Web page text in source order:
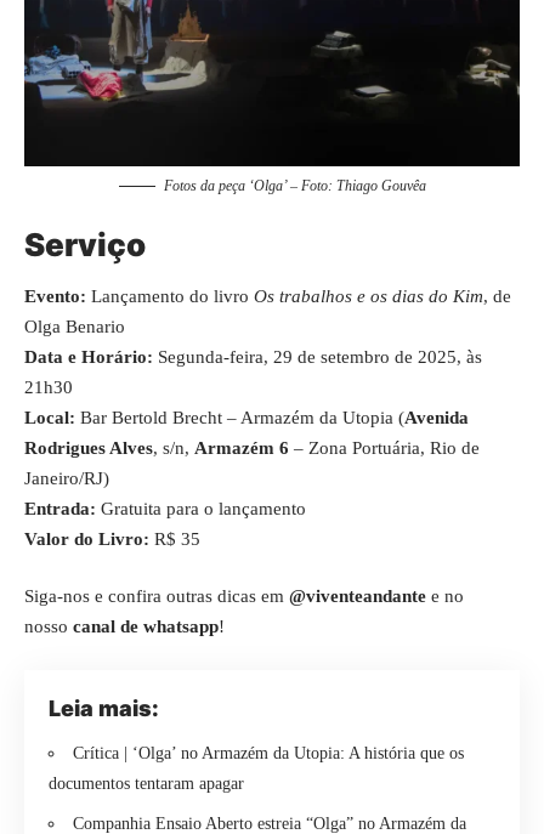
Fotos da peça ‘Olga’ – Foto: Thiago Gouvêa
Serviço
Evento: Lançamento do livro Os trabalhos e os dias do Kim, de
Olga Benario
Data e Horário: Segunda-feira, 29 de setembro de 2025, às
21h30
Local: Bar Bertold Brecht – Armazém da Utopia (Avenida
Rodrigues Alves, s/n, Armazém 6 – Zona Portuária, Rio de
Janeiro/RJ)
Entrada: Gratuita para o lançamento
Valor do Livro: R$ 35
Siga-nos e confira outras dicas em @viventeandante e no
nosso canal de whatsapp!
Leia mais:
Crítica | ‘Olga’ no Armazém da Utopia: A história que os
documentos tentaram apagar
Companhia Ensaio Aberto estreia “Olga” no Armazém da